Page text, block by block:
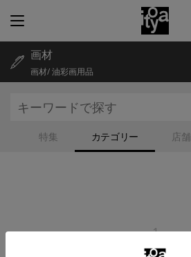
特集 カテゴリー 店舗
画材
画材/ 油彩画用品
1